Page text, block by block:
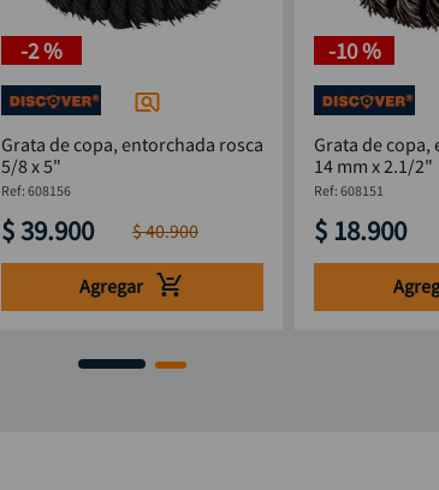
-2 %
Grata de copa, entorchada rosca
5/8 x 5"
: 608156
$39.900 $40.900
Agregar
-10 %
Grata de
14 mm x 2.1/2"
:608151
$ 18.900